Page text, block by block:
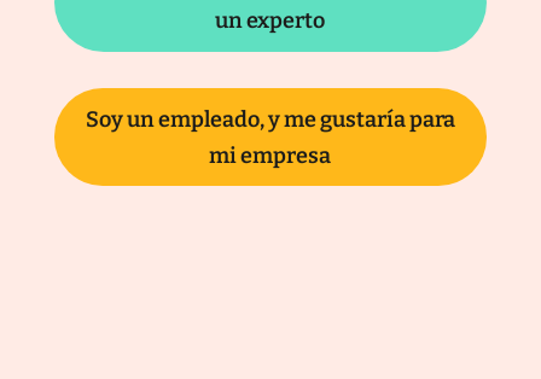
un experto
Soy un empleado, y me gustaría para
mi empresa